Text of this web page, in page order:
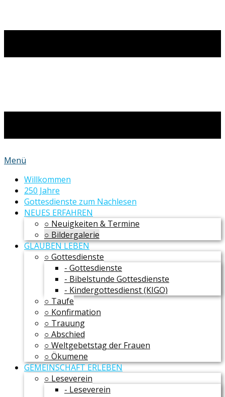
Menü
Willkommen
250 Jahre
Gottesdienste zum Nachlesen
NEUES ERFAHREN
○ Neuigkeiten & Termine
○ Bildergalerie
GLAUBEN LEBEN
○ Gottesdienste
- Gottesdienste
- Bibelstunde Gottesdienste
- Kindergottesdienst (KIGO)
○ Taufe
○ Konfirmation
○ Trauung
○ Abschied
○ Weltgebetstag der Frauen
○ Ökumene
GEMEINSCHAFT ERLEBEN
○ Leseverein
- Leseverein